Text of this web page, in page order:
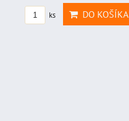
ks DO KOŠÍKA